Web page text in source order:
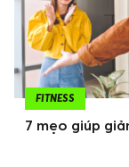
FITNESS
7 mẹo giúp